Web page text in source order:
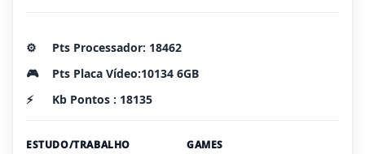
⚙️
Pts Processador: 18462
🎮
Pts Placa Vídeo:10134 6GB
⚡
Kb Pontos : 18135
ESTUDO/TRABALHO GAMES